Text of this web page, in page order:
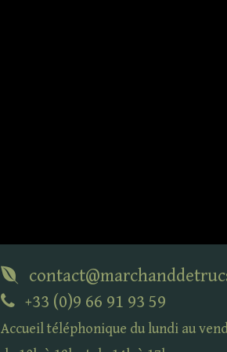
+33 (0)9 66 91 93 59
Accueil téléphonique du lundi au